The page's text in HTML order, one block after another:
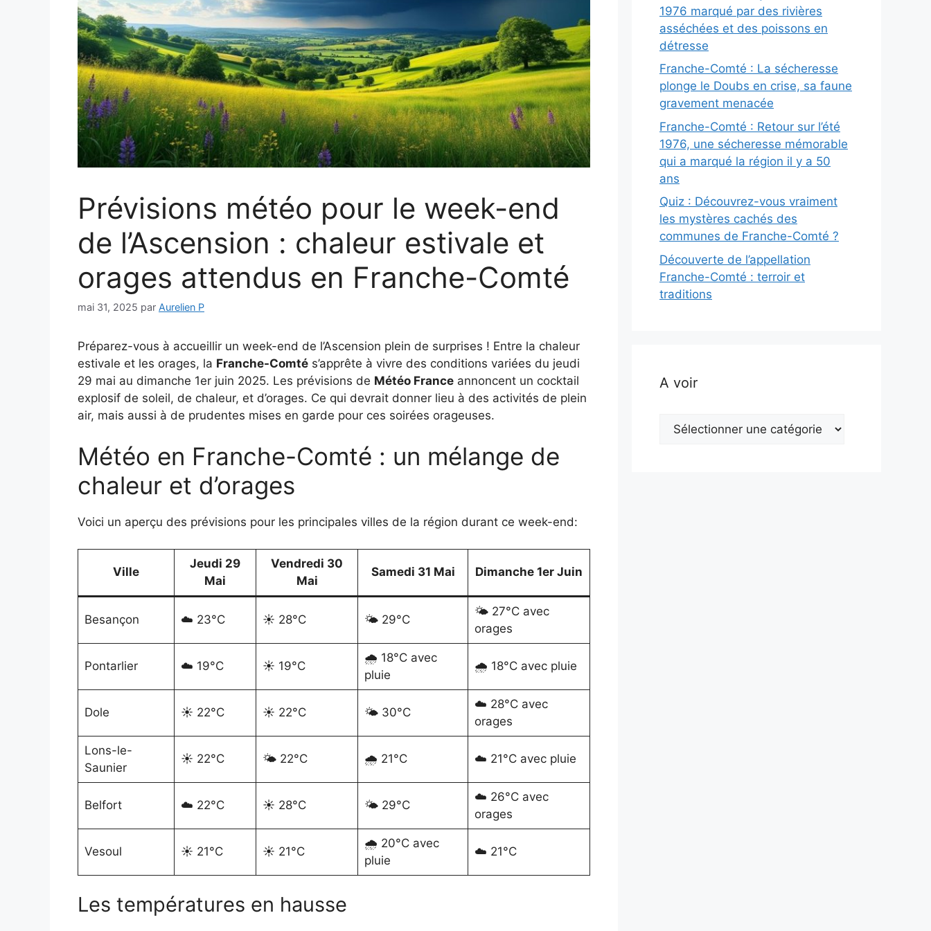
Prévisions météo pour le week-end
de l’Ascension : chaleur estivale et
orages attendus en Franche-Comté
mai 31, 2025 par Aurelien P
Préparez-vous à accueillir un week-end de l’Ascension plein de surprises ! Entre la chaleur
estivale et les orages, la Franche-Comté s’apprête à vivre des conditions variées du jeudi
29 mai au dimanche 1er juin 2025. Les prévisions de Météo France annoncent un cocktail
explosif de soleil, de chaleur, et d’orages. Ce qui devrait donner lieu à des activités de plein
air, mais aussi à de prudentes mises en garde pour ces soirées orageuses.
Météo en Franche-Comté : un mélange de
chaleur et d’orages
Voici un aperçu des prévisions pour les principales villes de la région durant ce week-end:
Ville
Jeudi 29
Mai
Vendredi 30
Mai
Samedi 31 Mai Dimanche 1er Juin
Besançon ☁️ 23°C ☀️ 28°C 🌤️ 29°C
🌤️ 27°C avec
orages
Pontarlier ☁️ 19°C ☀️ 19°C
🌧️ 18°C avec
pluie
🌧️ 18°C avec pluie
Dole ☀️ 22°C ☀️ 22°C 🌤️ 30°C
☁️ 28°C avec
orages
Lons-le-
Saunier
☀️ 22°C 🌤️ 22°C 🌧️ 21°C ☁️ 21°C avec pluie
Belfort ☁️ 22°C ☀️ 28°C 🌤️ 29°C
☁️ 26°C avec
orages
Vesoul ☀️ 21°C ☀️ 21°C
🌧️ 20°C avec
pluie
☁️ 21°C
Les températures en hausse
1976 marqué par des rivières
asséchées et des poissons en
détresse
Franche-Comté : La sécheresse
plonge le Doubs en crise, sa faune
gravement menacée
Franche-Comté : Retour sur l’été
1976, une sécheresse mémorable
qui a marqué la région il y a 50
ans
Quiz : Découvrez-vous vraiment
les mystères cachés des
communes de Franche-Comté ?
Découverte de l’appellation
Franche-Comté : terroir et
traditions
A voir
voir